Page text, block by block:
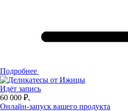
Подробнее
Идёт запись
60 000 ₽,
Онлайн-запуск вашего продукта